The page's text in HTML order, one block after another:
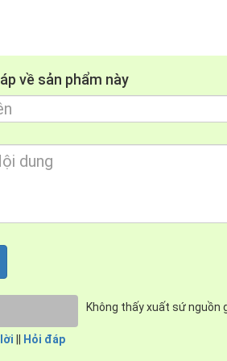
về sản phẩm này
Không thấy xuất sứ nguồn
Hỏi đáp